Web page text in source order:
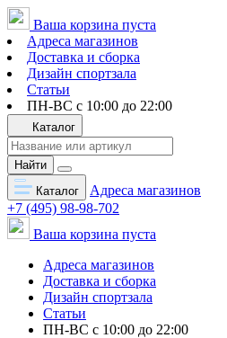
Ваша корзина пуста
Адреса магазинов
Доставка и сборка
Дизайн спортзала
Статьи
ПН-ВС с 10:00 до 22:00
Каталог
Найти
Каталог
Адреса магазинов
+7 (495) 98-98-702
Ваша корзина пуста
Адреса магазинов
Доставка и сборка
Дизайн спортзала
Статьи
ПН-ВС с 10:00 до 22:00